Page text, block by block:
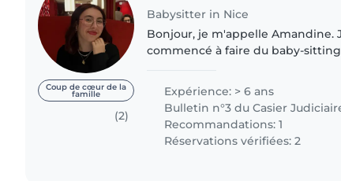
Coup de cœur de la
famille
(2)
Babysitter in Nice
Bonjour, je m'appelle Amandine.
commencé à faire du baby-sitting
Expérience: > 6 ans
Bulletin n°3 du Casier
Recommandations: 1
Réservations vérifiées: 2